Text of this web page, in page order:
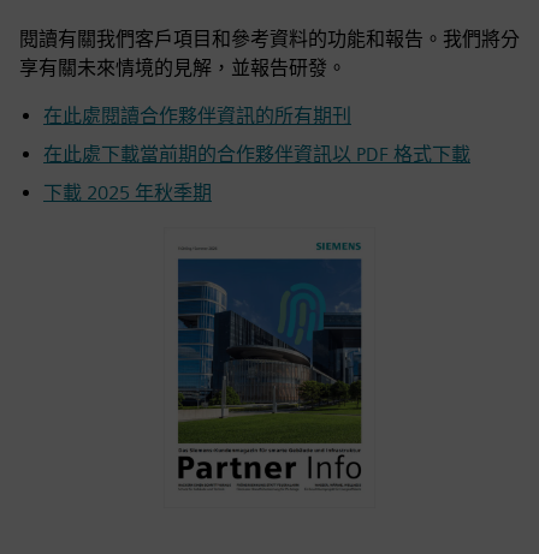
閱讀有關我們客戶項目和參考資料的功能和報告。我們將分
享有關未來情境的見解，並報告研發。
在此處閱讀合作夥伴資訊的所有期刊
在此處下載當前期的合作夥伴資訊以 PDF 格式下載
下載 2025 年秋季期